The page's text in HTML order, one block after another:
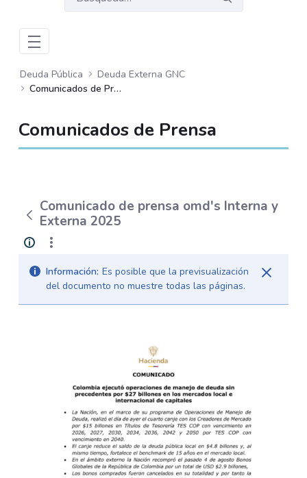
Deuda Pública
Deuda Externa GNC
Comunicados de Prensa
Comunicados de Prensa
Comunicado de prensa omd's Interna y
Externa 2025
Información: Es posible que la previsualización
del documento no muestre todas las páginas.